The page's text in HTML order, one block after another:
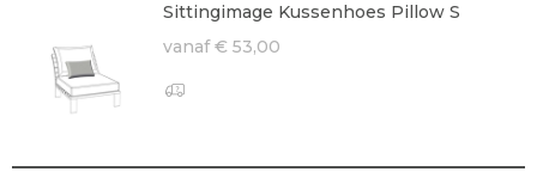
Sittingimage Kussenhoes Pillow S
vanaf € 53,00